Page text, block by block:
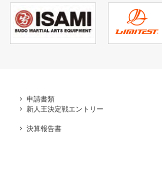
申請書類
新人王決定戦エントリー
決算報告書